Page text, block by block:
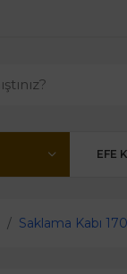
EFE
Saklama Kabı